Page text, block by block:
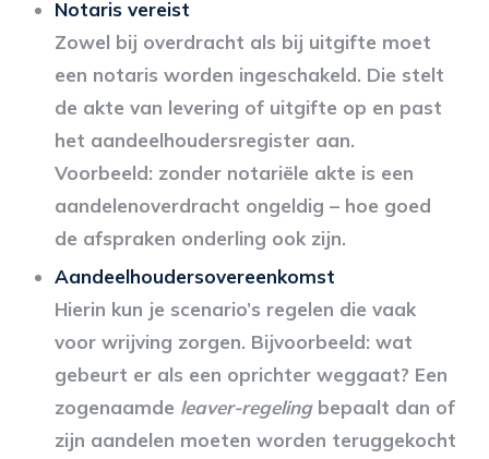
Notaris vereist
Zowel bij overdracht als bij uitgifte moet
een notaris worden ingeschakeld. Die stelt
de akte van levering of uitgifte op en past
het aandeelhoudersregister aan.
Voorbeeld: zonder notariële akte is een
aandelenoverdracht ongeldig – hoe goed
de afspraken onderling ook zijn.
Aandeelhoudersovereenkomst
Hierin kun je scenario’s regelen die vaak
voor wrijving zorgen. Bijvoorbeeld: wat
gebeurt er als een oprichter weggaat? Een
zogenaamde leaver-regelingbepaalt dan of
zijn aandelen moeten worden teruggekocht